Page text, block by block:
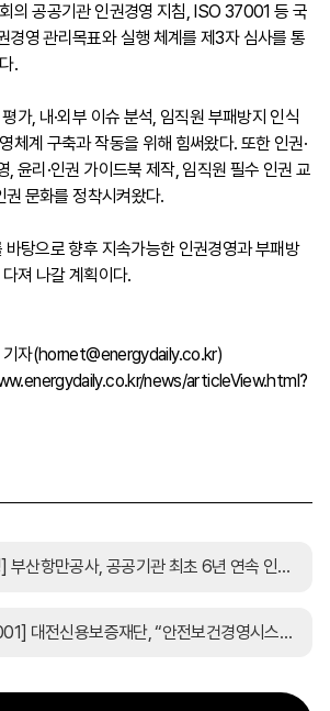
의 공공기관 인권경영 지침, ISO 37001 등 국
경영 관리목표와 실행 체계를 제3자 심사를 통
.
가, 내·외부 이슈 분석, 임직원 부패방지 인식
체계 구축과 작동을 위해 힘써왔다. 또한 인권·
, 윤리·인권 가이드북 제작, 임직원 필수 인권 교
문화를 정착시켜왔다.
탕으로 향후 지속가능한 인권경영과 부패방
져 나갈 계획이다.
자(hornet@energydaily.co.kr)
news/articleView.html?
[인권경영] 부산항만공사, 공공기관 최초 6년 연속 인권경영시스템 인증 획득
[ISO 45001] 대전신용보증재단, “안전보건경영시스템(ISO 45001)” 인증 획득